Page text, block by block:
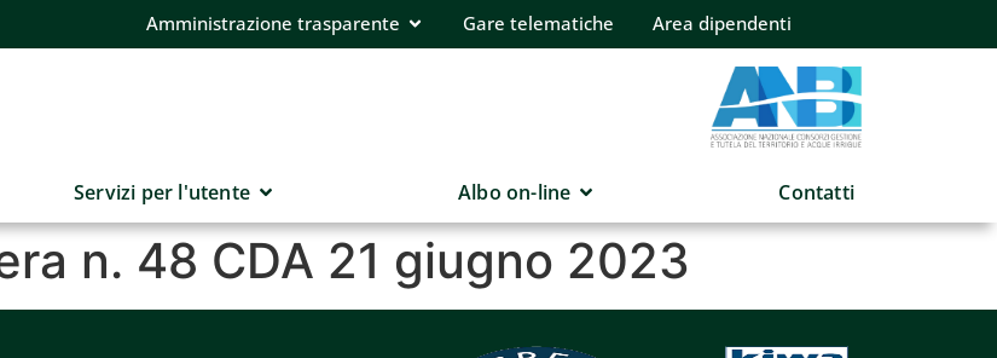
Amministrazione trasparente Gare telematiche Area dipendenti
Servizi per l'utente Albo on-line Contatti
n. 48 CDA 21 giugno 2023